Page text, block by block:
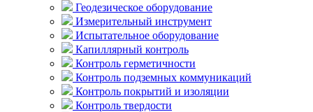
Геодезическое оборудование
Измерительный инструмент
Испытательное оборудование
Капиллярный контроль
Контроль герметичности
Контроль подземных коммуникаций
Контроль покрытий и изоляции
Контроль твердости